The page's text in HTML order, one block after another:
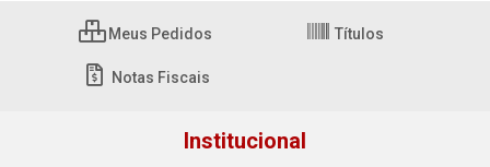
Meus Pedidos Títulos
Notas Fiscais
Institucional